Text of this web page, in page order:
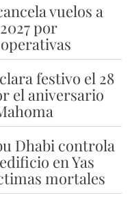
vuelos a
por
festivo el 28
el aniversario
Dhabi controla
en Yas
mortales